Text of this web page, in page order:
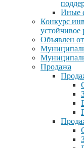
Иные
Конкурс
устойчивое
Объявлен
Продажа